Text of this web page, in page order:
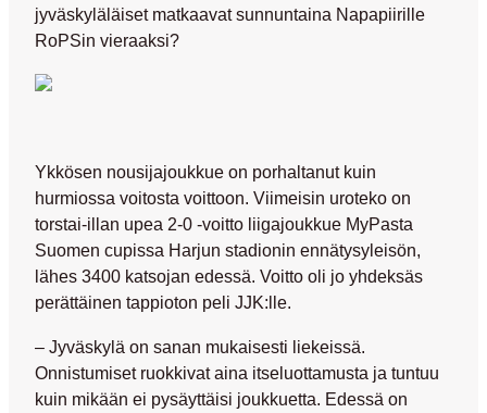
jyväskyläläiset matkaavat sunnuntaina Napapiirille
RoPSin vieraaksi?
Ykkösen nousijajoukkue on porhaltanut kuin
hurmiossa voitosta voittoon. Viimeisin uroteko on
torstai-illan upea 2-0 -voitto liigajoukkue MyPasta
Suomen cupissa Harjun stadionin ennätysyleisön,
lähes 3400 katsojan edessä. Voitto oli jo yhdeksäs
perättäinen tappioton peli JJK:lle.
– Jyväskylä on sanan mukaisesti liekeissä.
Onnistumiset ruokkivat aina itseluottamusta ja tuntuu
kuin mikään ei pysäyttäisi joukkuetta. Edessä on